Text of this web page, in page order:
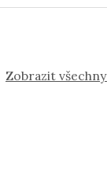
Zobrazit